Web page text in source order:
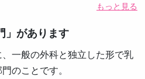
もっと見る
」があります
、一般の外科と独立した形で乳
のことです。